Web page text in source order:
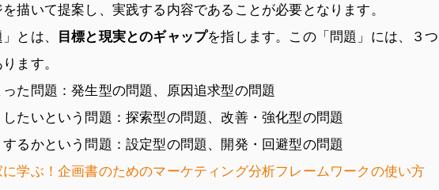
描いて提案し、実践する内容であることが必要となります。
とは、
目標と現実とのギャップを指します。この「問題」には、３つ
ます。
た問題：発生型の問題、原因追求型の問題
たいという問題：探索型の問題、改善・強化型の問題
るかという問題：設定型の問題、開発・回避型の問題
に学ぶ！企画書のためのマーケティング分析フレームワークの使い方